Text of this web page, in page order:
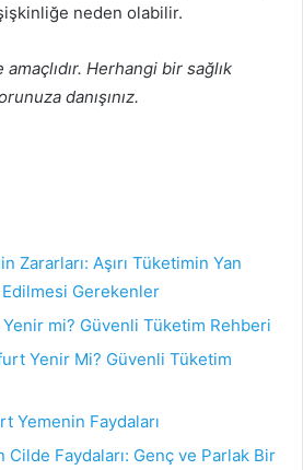
neden olabilir.
Herhangi bir sağlık
danışınız.
Zararları: Aşırı Tüketimin Yan
Gerekenler
mi? Güvenli Tüketim Rehberi
Yenir Mi? Güvenli Tüketim
Yemenin Faydaları
Cilde Faydaları: Genç ve Parlak Bir